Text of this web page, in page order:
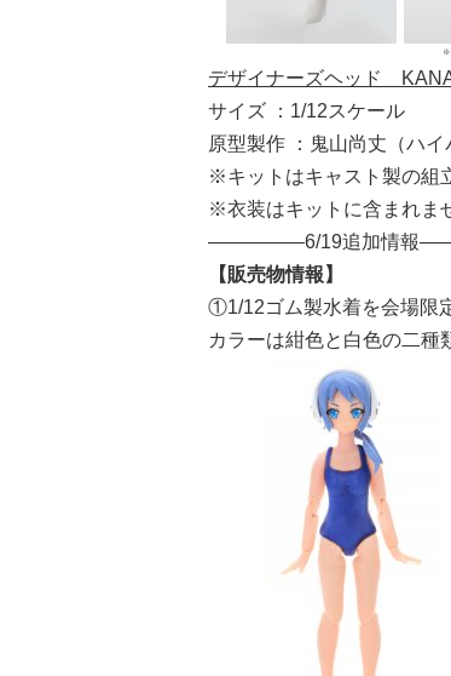
デザイナーズヘッド KANA
サイズ ：1/12スケール
原型製作 ：鬼山尚丈（ハイ
※キットはキャスト製の組
※衣装はキットに含まれま
—————6/19追加情報
【販売物情報】
①1/12ゴム製水着を会場限
カラーは紺色と白色の二種